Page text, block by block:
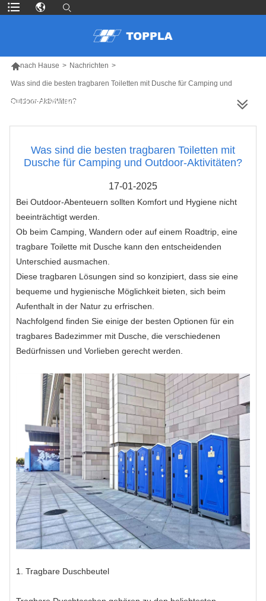
nach Hause > Nachrichten >
Was sind die besten tragbaren Toiletten mit Dusche für Camping und
Outdoor-Aktivitäten?
MEHR PRODUKTE
Was sind die besten tragbaren Toiletten mit
Dusche für Camping und Outdoor-Aktivitäten?
17-01-2025
Bei Outdoor-Abenteuern sollten Komfort und Hygiene nicht
beeinträchtigt werden.
Ob beim Camping, Wandern oder auf einem Roadtrip, eine
tragbare Toilette mit Dusche kann den entscheidenden
Unterschied ausmachen.
Diese tragbaren Lösungen sind so konzipiert, dass sie eine
bequeme und hygienische Möglichkeit bieten, sich beim
Aufenthalt in der Natur zu erfrischen.
Nachfolgend finden Sie einige der besten Optionen für ein
tragbares Badezimmer mit Dusche, die verschiedenen
Bedürfnissen und Vorlieben gerecht werden.
1. Tragbare Duschbeutel